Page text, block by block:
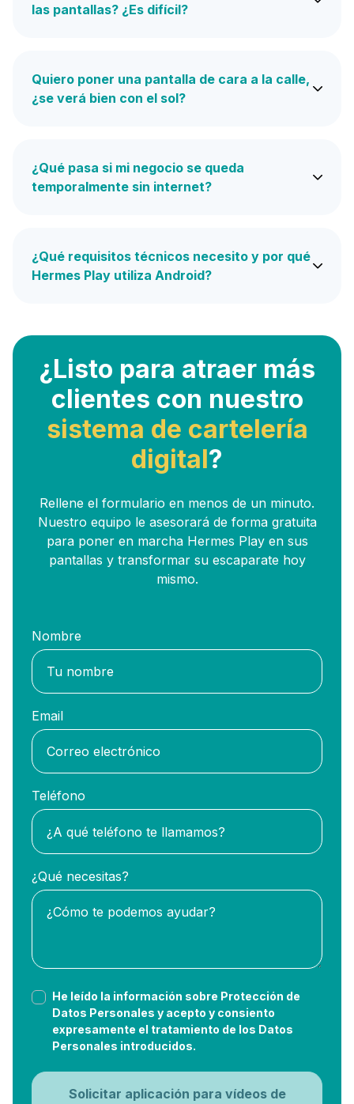
las pantallas? ¿Es difícil?
Quiero poner una pantalla de cara a la calle,
¿se verá bien con el sol?
¿Qué pasa si mi negocio se queda
temporalmente sin internet?
¿Qué requisitos técnicos necesito y por qué
Hermes Play utiliza Android?
¿Listo para atraer más
clientes con nuestro
sistema de cartelería
digital?
Rellene el formulario en menos de un minuto.
Nuestro equipo le asesorará de forma gratuita
para poner en marcha Hermes Play en sus
pantallas y transformar su escaparate hoy
mismo.
Nombre
Email
Teléfono
¿Qué necesitas?
He leído la información sobre Protección de
Datos Personales y acepto y consiento
expresamente el tratamiento de los Datos
Personales introducidos.
Solicitar aplicación para vídeos de